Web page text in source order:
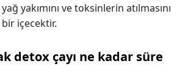
yakımını ve toksinlerin atılmasını
bir içecektir.
detox çayı ne kadar süre